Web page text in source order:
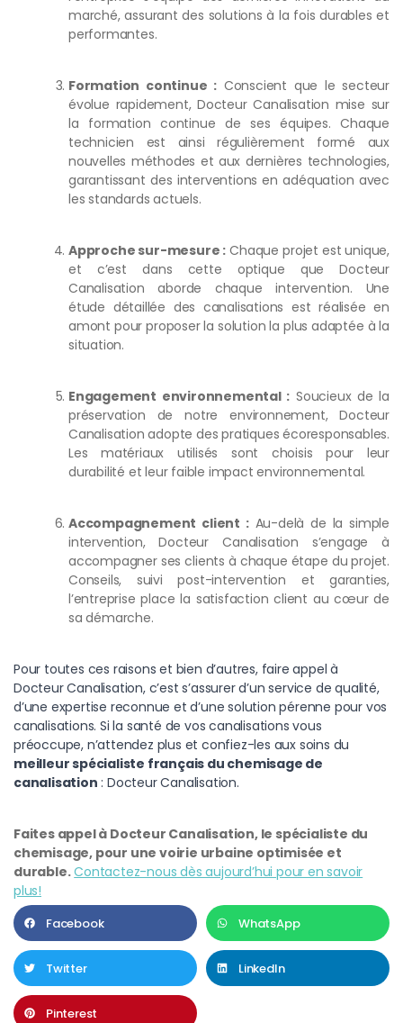
marché, assurant des solutions à la fois durables et
performantes.
Formation continue : Conscient que le secteur
évolue rapidement, Docteur Canalisation mise sur
la formation continue de ses équipes. Chaque
technicien est ainsi régulièrement formé aux
nouvelles méthodes et aux dernières technologies,
garantissant des interventions en adéquation avec
les standards actuels.
Approche sur-mesure : Chaque projet est unique,
et c’est dans cette optique que Docteur
Canalisation aborde chaque intervention. Une
étude détaillée des canalisations est réalisée en
amont pour proposer la solution la plus adaptée à la
situation.
Engagement environnemental : Soucieux de la
préservation de notre environnement, Docteur
Canalisation adopte des pratiques écoresponsables.
Les matériaux utilisés sont choisis pour leur
durabilité et leur faible impact environnemental.
Accompagnement client :Au-delà de la simple
intervention, Docteur Canalisation s’engage à
accompagner ses clients à chaque étape du projet.
Conseils, suivi post-intervention et garanties,
l’entreprise place la satisfaction client au cœur de
sa démarche.
Pour toutes ces raisons et bien d’autres, faire appel à
Docteur Canalisation, c’est s’assurer d’un service de qualité,
d’une expertise reconnue et d’une solution pérenne pour vos
canalisations. Si la santé de vos canalisations vous
préoccupe, n’attendez plus et confiez-les aux soins du
meilleur spécialiste français du chemisage de
canalisation : Docteur Canalisation.
Faites appel à Docteur Canalisation, le spécialiste du
chemisage, pour une voirie urbaine optimisée et
durable.Contactez-nous dès aujourd’hui pour en savoir
plus!
Facebook WhatsApp
Twitter LinkedIn
Pinterest